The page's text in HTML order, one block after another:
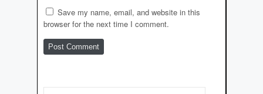
Save my name, email, and website in this
browser for the next time I comment.